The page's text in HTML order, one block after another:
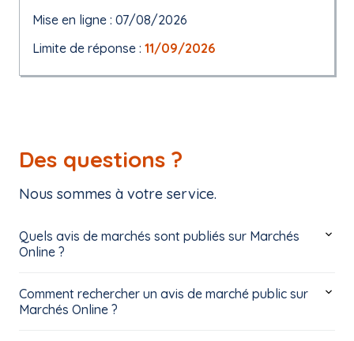
Mise en ligne : 07/08/2026
Limite de réponse : 11/09/2026
Des questions ?
Nous sommes à votre service.
Quels avis de marchés sont publiés sur Marchés
Online ?
Comment rechercher un avis de marché public sur
Marchés Online ?